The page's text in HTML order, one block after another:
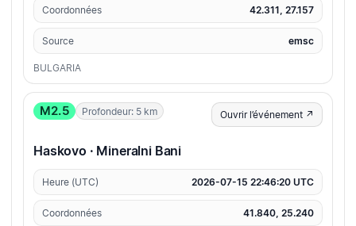
Coordonnées 42.311, 27.157
Source emsc
BULGARIA
M2.5 Profondeur: 5 km Ouvrir l’événement ↗
Haskovo · Mineralni Bani
Heure (UTC) 2026-07-15 22:46:20 UTC
Coordonnées 41.840, 25.240